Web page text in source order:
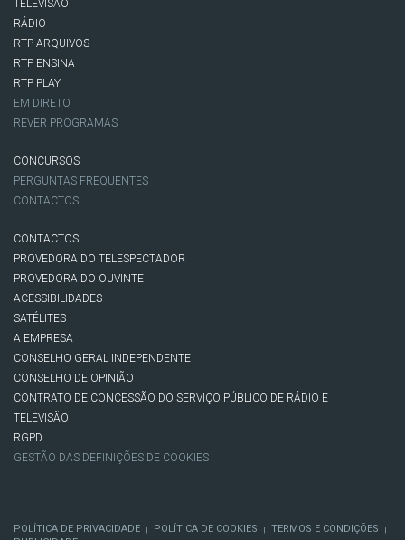
TELEVISÃO
RÁDIO
RTP ARQUIVOS
RTP ENSINA
RTP PLAY
EM DIRETO
REVER PROGRAMAS
CONCURSOS
PERGUNTAS FREQUENTES
CONTACTOS
CONTACTOS
PROVEDORA DO TELESPECTADOR
PROVEDORA DO OUVINTE
ACESSIBILIDADES
SATÉLITES
A EMPRESA
CONSELHO GERAL INDEPENDENTE
CONSELHO DE OPINIÃO
CONTRATO DE CONCESSÃO DO SERVIÇO PÚBLICO DE RÁDIO E
TELEVISÃO
RGPD
GESTÃO DAS DEFINIÇÕES DE COOKIES
POLÍTICA DE PRIVACIDADE | POLÍTICA DE COOKIES | TERMOS E CONDIÇÕES |